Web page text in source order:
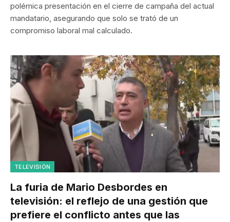
polémica presentación en el cierre de campaña del actual
mandatario, asegurando que solo se trató de un
compromiso laboral mal calculado.
TELEVISIÓN
La furia de Mario Desbordes en
televisión: el reflejo de una gestión que
prefiere el conflicto antes que las